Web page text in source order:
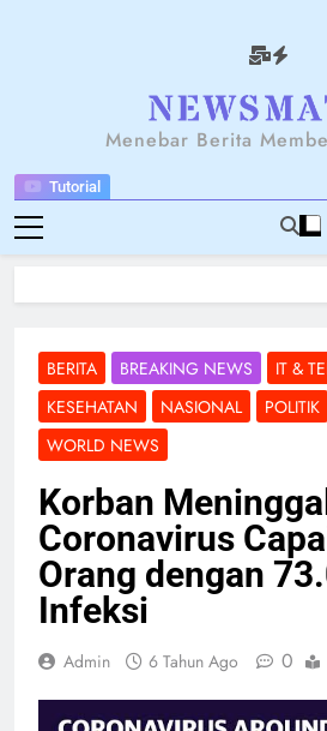
Tutorial
Menebar Berita
BERITA BREAKING NEWS
IT &
KESEHATAN
NASIONAL POLITIK
WORLD NEWS
Korban Meninggal
Coronavirus
Orang dengan
Infeksi
Admin 6 Tahun Ago 0